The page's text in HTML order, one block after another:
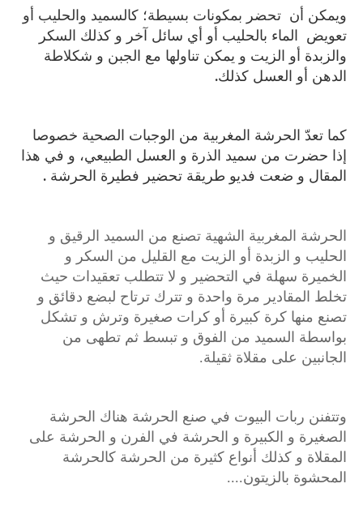
ويمكن أن تحضر بمكونات بسيطة؛ كالسميد والحليب أو
تعويض الماء بالحليب أو أي سائل آخر و كذلك السكر
والزبدة أو الزيت و يمكن تناولها مع الجبن و شكلاطة
الدهن أو العسل كذلك.
كما تعدّ الحرشة المغربية من الوجبات الصحية خصوصا
إذا حضرت من سميد الذرة و العسل الطبيعي، و في هذا
المقال و ضعت فديو طريقة تحضير فطيرة الحرشة .
الحرشة المغربية الشهية تصنع من السميد الرقيق و
الحليب و الزبدة أو الزيت مع القليل من السكر و
الخميرة سهلة في التحضير و لا تتطلب تعقيدات حيث
تخلط المقادير مرة واحدة و تترك ترتاح لبضع دقائق و
تصنع منها كرة كبيرة أو كرات صغيرة وترش و تشكل
بواسطة السميد من الفوق و تبسط ثم تطهى من
الجانبين على مقلاة ثقيلة.
وتتفنن ربات البيوت في صنع الحرشة هناك الحرشة
الصغيرة و الكبيرة و الحرشة في الفرن و الحرشة على
المقلاة و كذلك أنواع كثيرة من الحرشة كالحرشة
المحشوة بالزيتون....